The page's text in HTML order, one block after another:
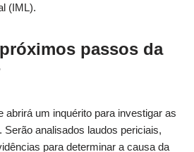
(IML).
passos da
abrirá um inquérito para investigar as
analisados laudos periciais,
para determinar a causa da